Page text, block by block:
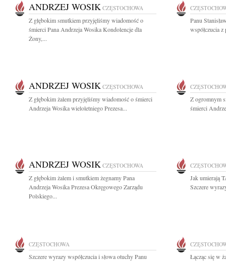
ANDRZEJ WOSIK CZĘSTOCHOWA
Z głębokim smutkiem przyjęliśmy wiadomość o
śmierci Pana Andrzeja Wosika Kondolencje dla
Żony,...
Panu
współczucia
ANDRZEJ WOSIK CZĘSTOCHOWA
Z głębokim żalem przyjęliśmy wiadomość o śmierci
Andrzeja Wosika wieloletniego Prezesa...
Z ogromnym
śmierci
ANDRZEJ WOSIK CZĘSTOCHOWA
Z głębokim żalem i smutkiem żegnamy Pana
Andrzeja Wosika Prezesa Okręgowego Zarządu
Polskiego...
Jak umierają
Szczere
CZĘSTOCHOWA
Szczere wyrazy współczucia i słowa otuchy Panu
Łącząc się w